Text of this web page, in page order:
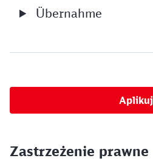
Übernahme
Aplikuj
Zastrzeżenie prawne